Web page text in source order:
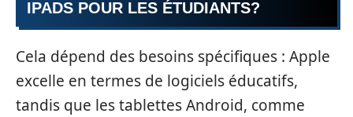
IPADS POUR LES ÉTUDIANTS?
Cela dépend des besoins spécifiques : Apple
excelle en termes de logiciels éducatifs,
tandis que les tablettes Android, comme